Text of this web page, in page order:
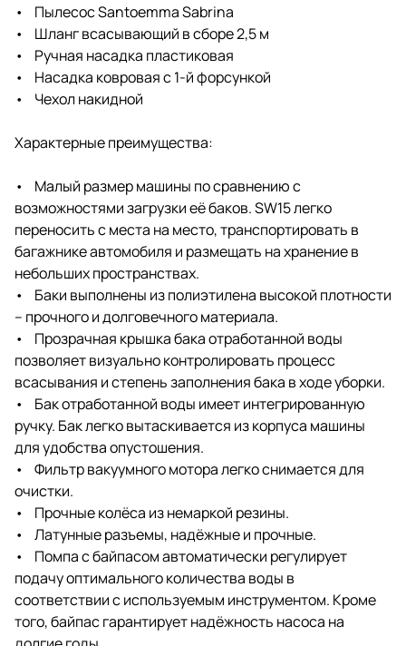
• Пылесос Santoemma Sabrina
• Шланг всасывающий в сборе 2,5 м
• Ручная насадка пластиковая
• Насадка ковровая с 1-й форсункой
• Чехол накидной
Характерные преимущества:
• Малый размер машины по сравнению с
возможностями загрузки её баков. SW15 легко
переносить с места на место, транспортировать в
багажнике автомобиля и размещать на хранение в
небольших пространствах.
• Баки выполнены из полиэтилена высокой плотности
– прочного и долговечного материала.
• Прозрачная крышка бака отработанной воды
позволяет визуально контролировать процесс
всасывания и степень заполнения бака в ходе уборки.
• Бак отработанной воды имеет интегрированную
ручку. Бак легко вытаскивается из корпуса машины
для удобства опустошения.
• Фильтр вакуумного мотора легко снимается для
очистки.
• Прочные колёса из немаркой резины.
• Латунные разъемы, надёжные и прочные.
• Помпа с байпасом автоматически регулирует
подачу оптимального количества воды в
соответствии с используемым инструментом. Кроме
того, байпас гарантирует надёжность насоса на